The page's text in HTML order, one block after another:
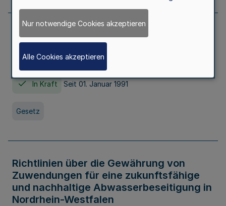
Erstes Gesetz zur Ausführung des
Kinder- und Jugendhilfegesetzes - AG -
KJHG -
In Kraft Seit 01. Januar 1991
Gesetz
Richtlinien über die Gewährung von
Zuwendungen für eine zukunftsfähige
und nachhaltige Abwasserbeseitigung in
Nordrhein-Westfalen
Nur notwendige Cookies akzeptieren
Alle Cookies akzeptieren